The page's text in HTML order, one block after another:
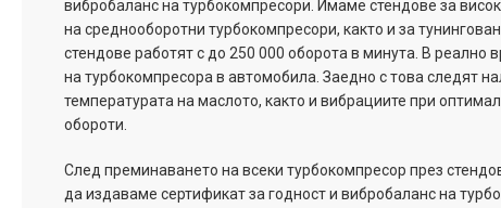
вибробаланс на турбокомпресори. Имаме стендове за
на среднооборотни турбокомпресори, както и за
стендове работят с до 250 000 оборота в минута. В реално
на турбокомпресора в автомобила. Заедно с това следят
температурата на маслото, както и вибрациите при
обороти.
След преминаването на всеки турбокомпресор през
да издаваме сертификат за годност и вибробаланс на